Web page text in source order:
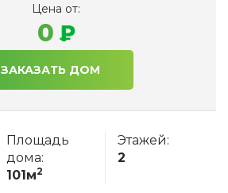
Цена от:
0
ЗАКАЗАТЬ ДОМ
Площадь
дома:
101м2
Этажей:
2